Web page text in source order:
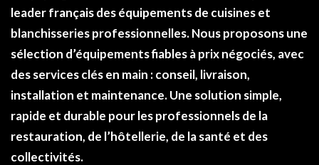
leader français des équipements de cuisines et
blanchisseries professionnelles. Nous proposons une
sélection d’équipements fiables àprix négociés, avec
des services clés en main : conseil, livraison,
installation et maintenance. Une solution simple,
rapide et durable pour les professionnels de la
restauration, de l’hôtellerie, de la santé et des
collectivités.